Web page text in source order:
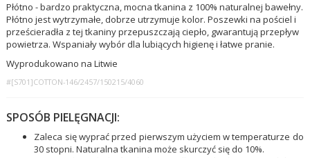
Płótno - bardzo praktyczna, mocna tkanina z 100% naturalnej bawełny.
Płótno jest wytrzymałe, dobrze utrzymuje kolor. Poszewki na pościel i
prześcieradła z tej tkaniny przepuszczają ciepło, gwarantują przepływ
powietrza. Wspaniały wybór dla lubiących higienę i łatwe pranie.
Wyprodukowano na Litwie
#[S701]COTTON-146/2457/150215/4060
SPOSÓB PIELĘGNACJI:
Zaleca się wyprać przed pierwszym użyciem w temperaturze do
30 stopni. Naturalna tkanina może skurczyć się do 10%.